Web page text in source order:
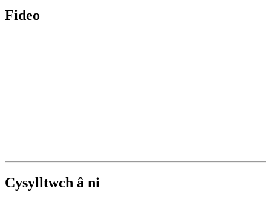
Fideo
Cysylltwch â ni